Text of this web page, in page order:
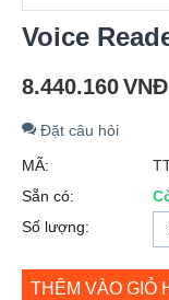
Voice
8.440.160VNĐ
Đặt câu hỏi
MÃ:
Sẵn có:
Số lượng:
THÊM VÀO GIỎ